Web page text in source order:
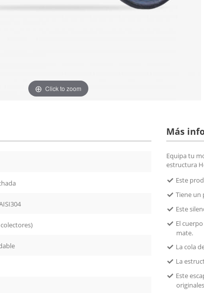
Click to zoom
Más
Equipa tu
estructura
Este
Tiene un
Este
El
mate.
La cola
La
Este